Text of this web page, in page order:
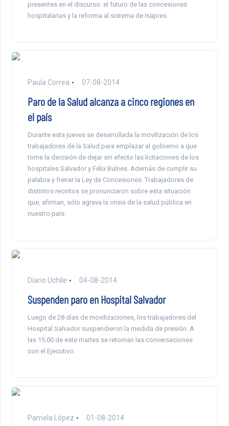
presentes en el discurso: el futuro de las concesiones
hospitalarias y la reforma al sistema de Isapres.
Paula Correa 07-08-2014
Paro de la Salud alcanza a cinco regiones en
el país
Durante esta jueves se desarrollada la movilización de los
trabajadores de la Salud para emplazar al gobierno a que
tome la decisión de dejar sin efecto las licitaciones de los
hospitales Salvador y Félix Bulnes. Además de cumplir su
palabra y frenar la Ley de Concesiones. Trabajadores de
distintos recintos se pronunciaron sobre esta situación
que, afirman, sólo agrava la crisis de la salud pública en
nuestro país.
Diario Uchile 04-08-2014
Suspenden paro en Hospital Salvador
Luego de 28 días de movilizaciones, los trabajadores del
Hospital Salvador suspendieron la medida de presión. A
las 15.00 de este martes se retoman las conversaciones
con el Ejecutivo.
Pamela López 01-08-2014